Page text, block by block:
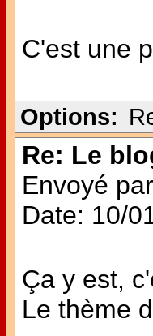
C'est une
Options:
Re: Le
Envoyé
Date: 10/
Ça y est,
Le thème